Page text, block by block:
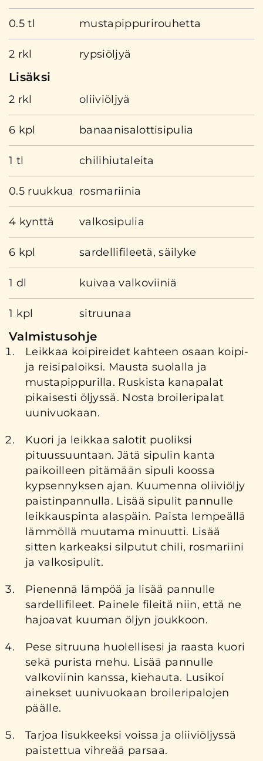
0.5 tl mustapippurirouhetta
2 rkl rypsiöljyä
Lisäksi
2 rkl oliiviöljyä
6 kpl banaanisalottisipulia
1 tl chilihiutaleita
0.5 ruukkua rosmariinia
4 kynttä valkosipulia
6 kpl sardellifileetä, säilyke
1 dl kuivaa valkoviiniä
1 kpl sitruunaa
Valmistusohje
Leikkaa koipireidet kahteen osaan koipi-
ja reisipaloiksi. Mausta suolalla ja
mustapippurilla. Ruskista kanapalat
pikaisesti öljyssä. Nosta broileripalat
uunivuokaan.
Kuori ja leikkaa salotit puoliksi
pituussuuntaan. Jätä sipulin kanta
paikoilleen pitämään sipuli koossa
kypsennyksen ajan. Kuumenna oliiviöljy
paistinpannulla. Lisää sipulit pannulle
leikkauspinta alaspäin. Paista lempeällä
lämmöllä muutama minuutti. Lisää
sitten karkeaksi silputut chili, rosmariini
ja valkosipulit.
Pienennä lämpöä ja lisää pannulle
sardellifileet. Painele fileitä niin, että ne
hajoavat kuuman öljyn joukkoon.
Pese sitruuna huolellisesi ja raasta kuori
sekä purista mehu. Lisää pannulle
valkoviinin kanssa, kiehauta. Lusikoi
ainekset uunivuokaan broileripalojen
päälle.
Tarjoa lisukkeeksi voissa ja oliiviöljyssä
paistettua vihreää parsaa.